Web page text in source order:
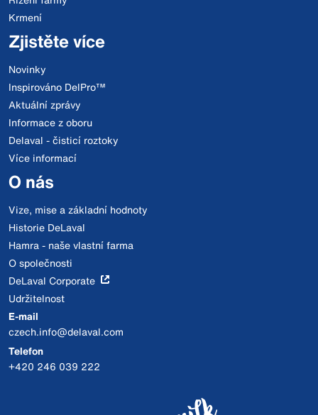
Krmení
Zjistěte více
Novinky
Inspirováno DelPro™
Aktuální zprávy
Informace z oboru
Delaval - čisticí roztoky
Více informací
O nás
Vize, mise a základní hodnoty
Historie DeLaval
Hamra - naše vlastní farma
O společnosti
DeLaval Corporate
Udržitelnost
E-mail
czech.info@delaval.com
Telefon
+420 246 039 222